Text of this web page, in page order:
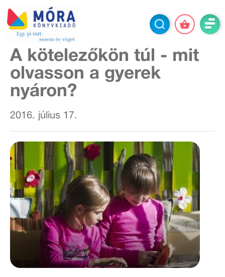
A kötelezőkön túl - mit
olvasson a gyerek
nyáron?
2016. július 17.